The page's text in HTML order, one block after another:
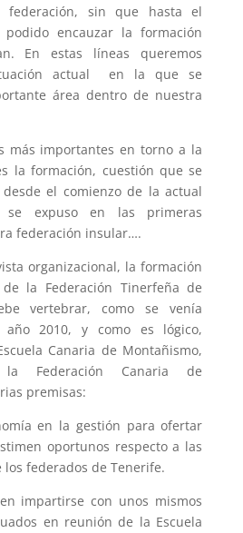
federación, sin que hasta el
podido encauzar la formación
En estas líneas queremos
actual en la que se
área dentro de nuestra
más importantes en torno a la
la formación, cuestión que se
el comienzo de la actual
expuso en las primeras
federación insular….
organizacional, la formación
la Federación Tinerfeña de
vertebrar, como se venía
año 2010, y como es lógico,
Canaria de Montañismo,
Federación Canaria de
premisas:
en la gestión para ofertar
oportunos respecto a las
federados de Tenerife.
impartirse con unos mismos
en reunión de la Escuela